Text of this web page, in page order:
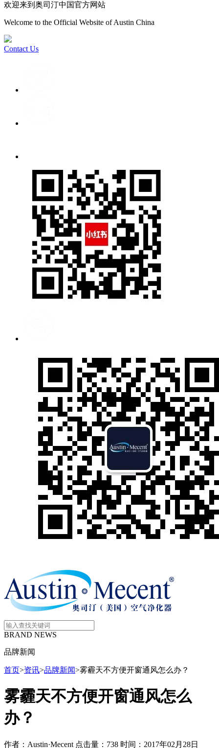
欢迎来到奥司汀中国官方网站
Welcome to the Official Website of Austin China
Contact Us
BRAND NEWS
品牌新闻
首页>资讯>品牌新闻>雾霾天不方便开窗通风怎么办？
雾霾天不方便开窗通风怎么
办？
作者：Austin·Mecent 点击量：738 时间：2017年02月28日